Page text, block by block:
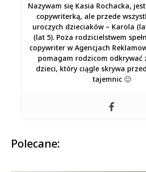
Nazywam się Kasia Rochacka,
copywriterką, ale przede
uroczych dzieciaków – Karola
(lat 5). Poza rodzicielstwem
copywriter w Agencjach
pomagam rodzicom odkrywać
dzieci, który ciągle skrywa
tajemnic 🙂
Polecane: